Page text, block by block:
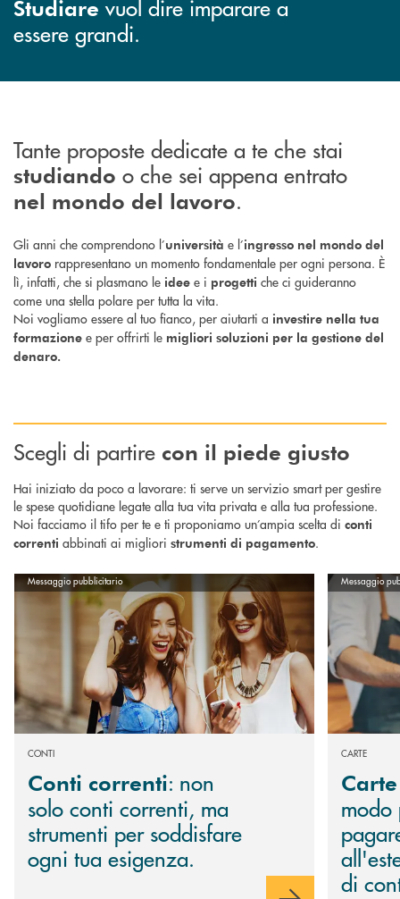
Studiare vuol dire imparare a
essere grandi.
Tante proposte dedicate a te che stai
studiando o che sei appena entrato
nel mondo del lavoro.
Gli anni che comprendono l’università e l’ingresso nel mondo del
lavoro rappresentano un momento fondamentale per ogni persona. È
lì, infatti, che si plasmano le idee e i progetti che ci guideranno
come una stella polare per tutta la vita.
Noi vogliamo essere al tuo fianco, per aiutarti a investire nella tua
formazione e per offrirti le migliori soluzioni per la gestione del
denaro.
Scegli di partire con il piede giusto
Hai iniziato da poco a lavorare: ti serve un servizio smart per gestire
le spese quotidiane legate alla tua vita privata e alla tua professione.
Noi facciamo il tifo per te e ti proponiamo un’ampia scelta di conti
correnti abbinati ai migliori strumenti di pagamento.
Scopri di più Conti correnti : non solo conti correnti, ma strumenti per
Messaggio pubblicitario
CONTI
Conti correnti: non
solo conti correnti, ma
strumenti per soddisfare
ogni tua esigenza.
Scopri di più
Messaggio
CARTE
modo
di